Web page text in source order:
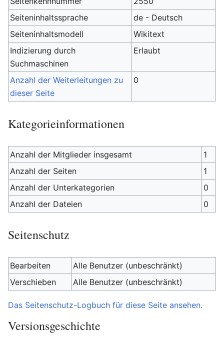
Seiteninhaltssprache
de - Deutsch
Seiteninhaltsmodell
Wikitext
Indizierung durch
Suchmaschinen
Erlaubt
Anzahl der Weiterleitungen zu
dieser Seite
0
Kategorieinformationen
Anzahl der Mitglieder insgesamt
1
Anzahl der Seiten
1
Anzahl der Unterkategorien
0
Anzahl der Dateien
0
Seitenschutz
Bearbeiten
Alle Benutzer (unbeschränkt)
Verschieben
Alle Benutzer (unbeschränkt)
Das Seitenschutz-Logbuch für diese Seite ansehen.
Versionsgeschichte